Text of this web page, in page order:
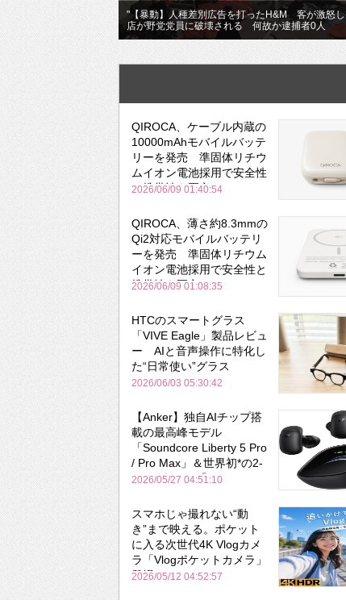
"【暴動】人種差別広告を打ったH&M 客が激怒し
店が野党党員に破壊される 何故か逮捕者0人
QIROCA、ケーブル内蔵の
10000mAhモバイルバッテ
リーを発売 準固体リチウ
ムイオン電池採用で安全性
と携帯性を両立
2026/06/09 01:40:54
QIROCA、薄さ約8.3mmの
Qi2対応モバイルバッテリ
ーを発売 準固体リチウム
イオン電池採用で安全性と
携帯性を両立
2026/06/09 01:08:35
HTCのスマートグラス
「VIVE Eagle」製品レビュ
ー AIと音声操作に特化し
た“日常使い”グラス
2026/06/03 05:30:42
【Anker】独自AIチップ搭
載の最高峰モデル
「Soundcore Liberty 5 Pro
/ Pro Max」＆世界初*の2-
in-1イヤホン「AeroFit 2
2026/05/27 04:51:10
スマホじゃ撮れない“動
き”まで映える。ポケット
に入る次世代4K Vlogカメ
ラ「Vlogポケットカメラ」
登場
2026/05/12 04:52:57